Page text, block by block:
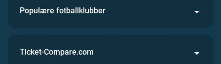
Populære fotballklubber
Ticket-Compare.com